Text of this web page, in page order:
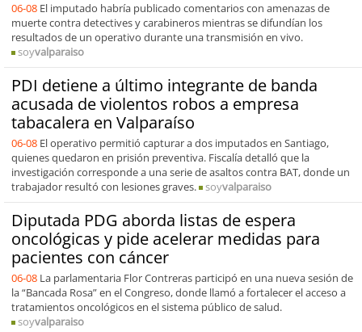
06-08 El imputado habría publicado comentarios con amenazas de
muerte contra detectives y carabineros mientras se difundían los
resultados de un operativo durante una transmisión en vivo.
soyvalparaiso
PDI detiene a último integrante de banda
acusada de violentos robos a empresa
tabacalera en Valparaíso
06-08 El operativo permitió capturar a dos imputados en Santiago,
quienes quedaron en prisión preventiva. Fiscalía detalló que la
investigación corresponde a una serie de asaltos contra BAT, donde un
trabajador resultó con lesiones graves.
soyvalparaiso
Diputada PDG aborda listas de espera
oncológicas y pide acelerar medidas para
pacientes con cáncer
06-08 La parlamentaria Flor Contreras participó en una nueva sesión de
la “Bancada Rosa” en el Congreso, donde llamó a fortalecer el acceso a
tratamientos oncológicos en el sistema público de salud.
soyvalparaiso